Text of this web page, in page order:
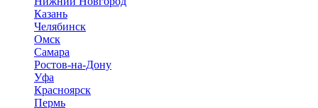
Казань
Челябинск
Омск
Самара
Ростов-на-Дону
Уфа
Красноярск
Пермь